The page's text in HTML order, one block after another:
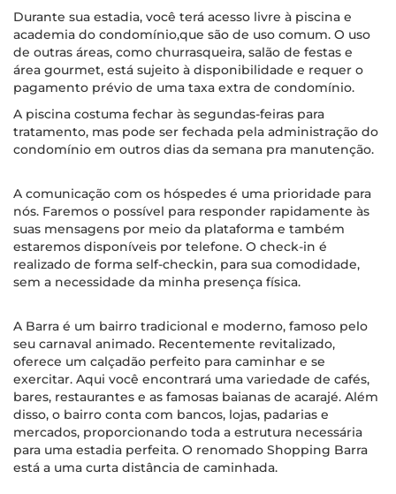
Durante sua estadia, você terá acesso livre à piscina e
academia do condomínio,que são de uso comum. O uso
de outras áreas, como churrasqueira, salão de festas e
área gourmet, está sujeito à disponibilidade e requer o
pagamento prévio de uma taxa extra de condomínio.
A piscina costuma fechar às segundas-feiras para
tratamento, mas pode ser fechada pela administração do
condomínio em outros dias da semana pra manutenção.
A comunicação com os hóspedes é uma prioridade para
nós. Faremos o possível para responder rapidamente às
suas mensagens por meio da plataforma e também
estaremos disponíveis por telefone. O check-in é
realizado de forma self-checkin, para sua comodidade,
sem a necessidade da minha presença física.
A Barra é um bairro tradicional e moderno, famoso pelo
seu carnaval animado. Recentemente revitalizado,
oferece um calçadão perfeito para caminhar e se
exercitar. Aqui você encontrará uma variedade de cafés,
bares, restaurantes e as famosas baianas de acarajé. Além
disso, o bairro conta com bancos, lojas, padarias e
mercados, proporcionando toda a estrutura necessária
para uma estadia perfeita. O renomado Shopping Barra
está a uma curta distância de caminhada.